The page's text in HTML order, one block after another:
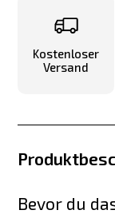
Kostenloser
Versand
Bevor du